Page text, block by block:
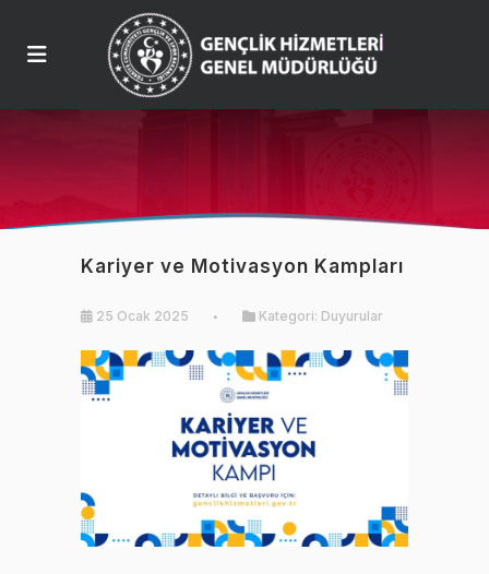
Kariyer ve Motivasyon Kampları
25 Ocak 2025 Kategori: Duyurular